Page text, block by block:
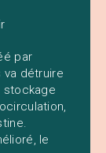
par
va détruire
stockage
le